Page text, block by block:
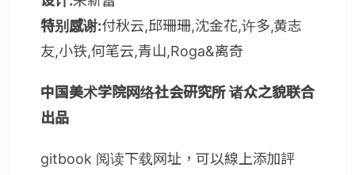
特别感谢:付秋云,邱珊珊,沈金花,许多,黄志
友,小铁,何笔云,青山,Roga&离奇
中国美术学院网络社会研究所 诸众之貌联合
出品
gitbook 阅读下载网址，可以線上添加評